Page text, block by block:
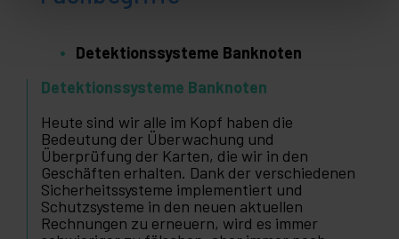
Detektionssysteme Banknoten
Detektionssysteme Banknoten
Heute sind wir alle im Kopf haben die
Bedeutung der Überwachung und
Überprüfung der Karten, die wir in den
Geschäften erhalten. Dank der verschiedenen
Sicherheitssysteme implementiert und
Schutzsysteme in den neuen aktuellen
Rechnungen zu erneuern, wird es immer